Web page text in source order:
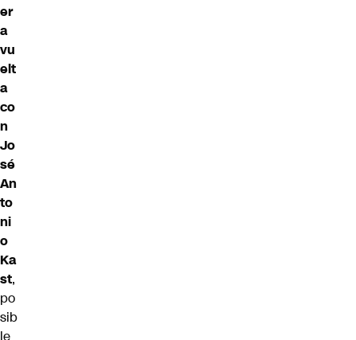
er
a
vu
elt
a
co
n
Jo
sé
An
to
ni
o
Ka
st,
po
sib